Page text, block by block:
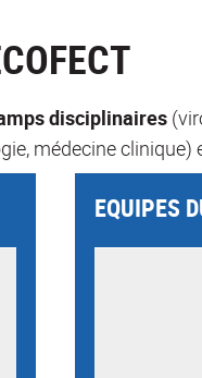
disciplinaires
médecine clinique)
EQUIPES